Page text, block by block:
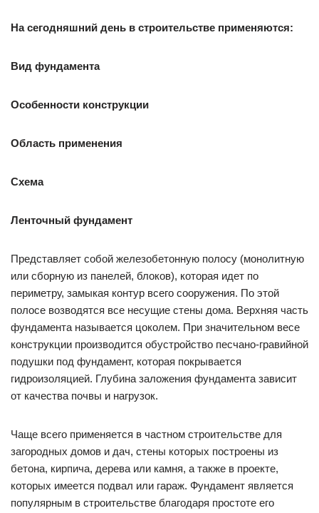
На сегодняшний день в строительстве применяются:
Вид фундамента
Особенности конструкции
Область применения
Схема
Ленточный фундамент
Представляет собой железобетонную полосу (монолитную
или сборную из панелей, блоков), которая идет по
периметру, замыкая контур всего сооружения. По этой
полосе возводятся все несущие стены дома. Верхняя часть
фундамента называется цоколем. При значительном весе
конструкции производится обустройство песчано-гравийной
подушки под фундамент, которая покрывается
гидроизоляцией. Глубина заложения фундамента зависит
от качества почвы и нагрузок.
Чаще всего применяется в частном строительстве для
загородных домов и дач, стены которых построены из
бетона, кирпича, дерева или камня, а также в проекте,
которых имеется подвал или гараж. Фундамент является
популярным в строительстве благодаря простоте его